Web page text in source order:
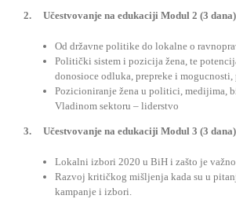
2. Učestvovanje na edukaciji Modul 2 (3
Od državne politike do lokalne o
Politički sistem i pozicija žena, te
donosioce odluka, prepreke i
Pozicioniranje žena u politici, medijima,
Vladinom sektoru – liderstvo
3. Učestvovanje na edukaciji Modul 3 (3
Lokalni izbori 2020 u BiH i zašto je
Razvoj kritičkog mišljenja kada su u
kampanje i izbori.